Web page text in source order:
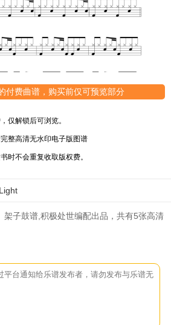
付费曲谱，购买前仅可预览部分
仅解锁后可浏览。
整高清无水印电子版图谱
时不会重复收取版权费。
子鼓谱,积极处世编配出品，共有5张高清